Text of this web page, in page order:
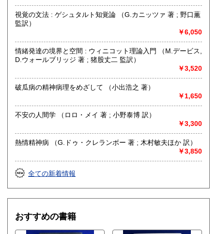
取り扱い分野
哲学宗教、社会科学、自然科学、美術工芸、国語国文、外国
人文書・美術書・専門書
視覚の文法 : ゲシュタルト知覚論 （G.カニッツァ 著 ; 野口薫
監訳）
￥6,050
情緒発達の境界と空間 : ウィニコット理論入門 （M.デービス,
D.ウォールブリッジ 著 ; 猪股丈二 監訳）
￥3,520
破瓜病の精神病理をめざして （小出浩之 著）
￥1,650
不安の人間学 （ロロ・メイ 著 ; 小野泰博 訳）
￥3,300
熱情精神病 （G.ドゥ・クレランボー 著 ; 木村敏夫ほか 訳）
￥3,850
全ての新着情報
おすすめの書籍